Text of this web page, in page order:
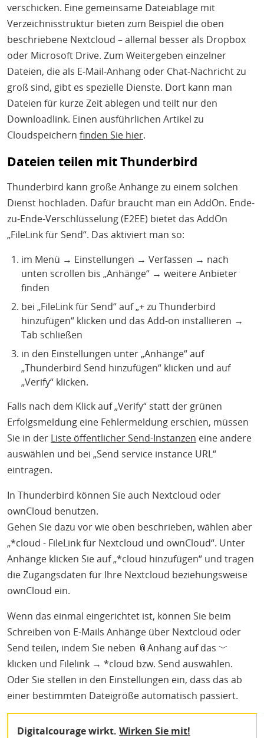
verschicken. Eine gemeinsame Dateiablage mit
Verzeichnisstruktur bieten zum Beispiel die oben
beschriebene Nextcloud – allemal besser als Dropbox
oder Microsoft Drive. Zum Weitergeben einzelner
Dateien, die als E-Mail-Anhang oder Chat-Nachricht zu
groß sind, gibt es spezielle Dienste. Dort kann man
Dateien für kurze Zeit ablegen und teilt nur den
Downloadlink. Einen ausführlichen Artikel zu
Cloudspeichern finden Sie hier.
Dateien teilen mit Thunderbird
Thunderbird kann große Anhänge zu einem solchen
Dienst hochladen. Dafür braucht man ein AddOn. Ende-
zu-Ende-Verschlüsselung (E2EE) bietet das AddOn
„FileLink für Send“. Das aktiviert man so:
im Menü → Einstellungen → Verfassen → nach
unten scrollen bis „Anhänge“ → weitere Anbieter
finden
bei „FileLink für Send“ auf „+ zu Thunderbird
hinzufügen“ klicken und das Add-on installieren →
Tab schließen
in den Einstellungen unter „Anhänge“ auf
„Thunderbird Send hinzufügen“ klicken und auf
„Verify“ klicken.
Falls nach dem Klick auf „Verify“ statt der grünen
Erfolgsmeldung eine Fehlermeldung erschien, müssen
Sie in der Liste öffentlicher Send-Instanzen eine andere
auswählen und bei „Send service instance URL“
eintragen.
In Thunderbird können Sie auch Nextcloud oder
ownCloud benutzen.
Gehen Sie dazu vor wie oben beschrieben, wählen aber
„*cloud - FileLink für Nextcloud und ownCloud“. Unter
Anhänge klicken Sie auf „*cloud hinzufügen“ und tragen
die Zugangsdaten für Ihre Nextcloud beziehungsweise
ownCloud ein.
Wenn das einmal eingerichtet ist, können Sie beim
Schreiben von E-Mails Anhänge über Nextcloud oder
Send teilen, indem Sie neben 📎Anhang auf das ﹀
klicken und Filelink → *cloud bzw. Send auswählen.
Oder Sie stellen in den Einstellungen ein, dass das ab
einer bestimmten Dateigröße automatisch passiert.
Digitalcourage wirkt. Wirken Sie mit!